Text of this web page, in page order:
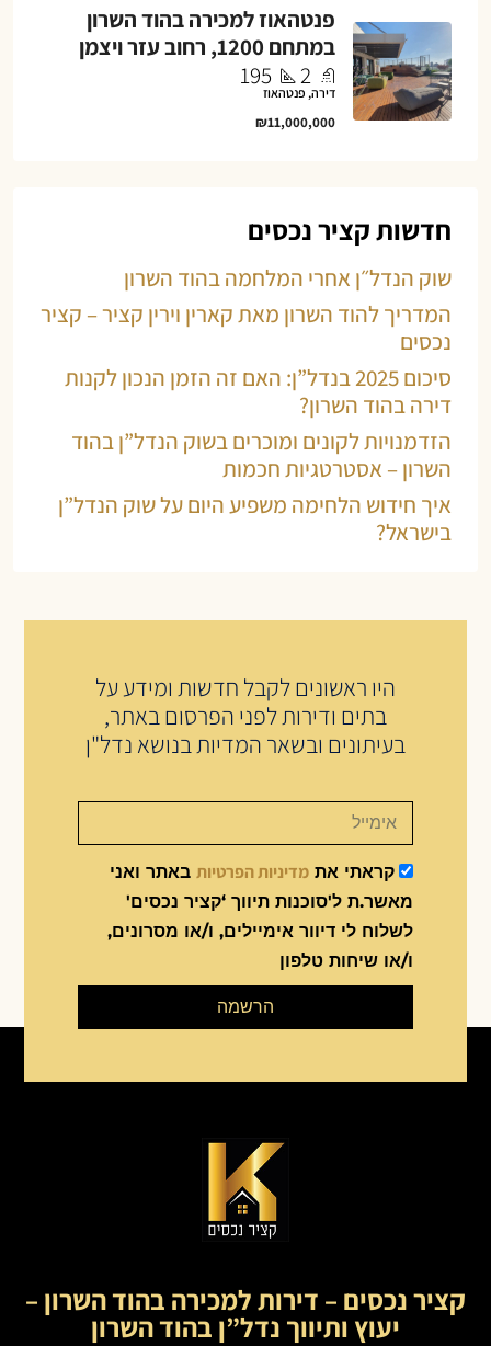
פנטהאוז למכירה בהוד השרון
במתחם 1200, רחוב עזר ויצמן
2
195
דירה, פנטהאוז
₪11,000,000
חדשות קציר נכסים
שוק הנדל״ן אחרי המלחמה בהוד השרון
המדריך להוד השרון מאת קארין וירין קציר – קציר
נכסים
סיכום 2025 בנדל”ן: האם זה הזמן הנכון לקנות
דירה בהוד השרון?
הזדמנויות לקונים ומוכרים בשוק הנדל”ן בהוד
השרון – אסטרטגיות חכמות
איך חידוש הלחימה משפיע היום על שוק הנדל”ן
בישראל?
היו ראשונים לקבל חדשות ומידע על
בתים ודירות לפני הפרסום באתר,
בעיתונים ובשאר המדיות בנושא נדל"ן
קראתי את מדיניות הפרטיות באתר ואני
מאשר.ת ל'סוכנות תיווך ‘קציר נכסים'
לשלוח לי דיוור אימיילים, ו/או מסרונים,
ו/או שיחות טלפון
הרשמה
קציר נכסים – דירות למכירה בהוד השרון –
יעוץ ותיווך נדל”ן בהוד השרון